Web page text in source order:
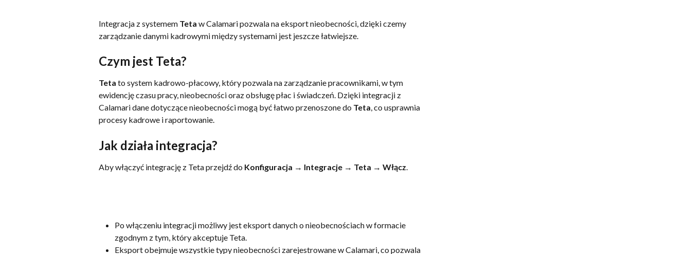
Integracja z systemem Teta w Calamari pozwala na eksport nieobecności, dzięki czemy
zarządzanie danymi kadrowymi między systemami jest jeszcze łatwiejsze.
Czym jest Teta?
Teta to system kadrowo-płacowy, który pozwala na zarządzanie pracownikami, w tym
ewidencję czasu pracy, nieobecności oraz obsługę płac i świadczeń. Dzięki integracji z
Calamari dane dotyczące nieobecności mogą być łatwo przenoszone do Teta, co usprawnia
procesy kadrowe i raportowanie.
Jak działa integracja?
Aby włączyć integrację z Teta przejdź do Konfiguracja → Integracje → Teta → Włącz.
Po włączeniu integracji możliwy jest eksport danych o nieobecnościach w formacie
zgodnym z tym, który akceptuje Teta.
Eksport obejmuje wszystkie typy nieobecności zarejestrowane w Calamari, co pozwala